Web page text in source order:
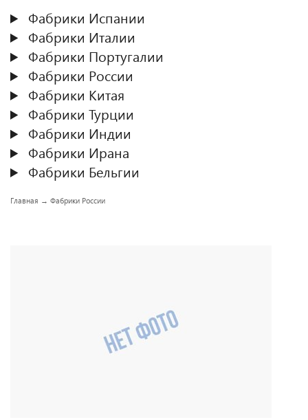
Фабрики Испании
Фабрики Италии
Фабрики Португалии
Фабрики России
Фабрики Китая
Фабрики Турции
Фабрики Индии
Фабрики Ирана
Фабрики Бельгии
Главная → Фабрики России